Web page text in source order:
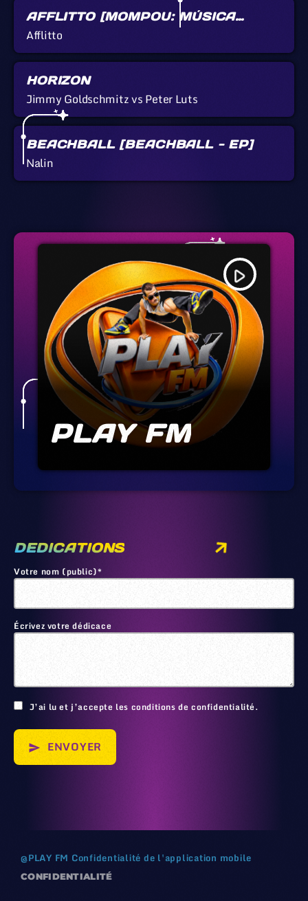
AFFLITTO [MOMPOU: MÚSICA
CALLADA]
Afflitto
HORIZON
Jimmy Goldschmitz vs Peter Luts
BEACHBALL [BEACHBALL - EP]
Nalin
play_arrow
PLAY FM
DEDICATIONS
Votre nom (public)*
Écrivez votre dédicace
J’ai lu et j’accepte les conditions de confidentialité.
send ENVOYER
@PLAY FM Confidentialité de l'application mobile
CONFIDENTIALITÉ